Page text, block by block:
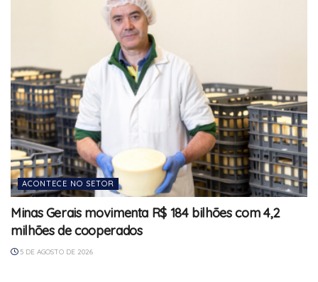
ACONTECE NO SETOR
Minas Gerais movimenta R$ 184 bilhões com 4,2
milhões de cooperados
5 DE AGOSTO DE 2026